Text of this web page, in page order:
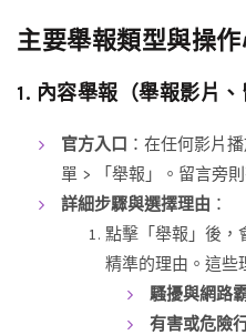
主要舉報類型與操
1. 內容舉報（舉報影片、
官方入口 ：在任何影片
單 > 「舉報」。留言旁
詳細步驟與選擇理由 ：
點擊「舉報」後，
精準的理由。這些
騷擾與網路
有害或危險